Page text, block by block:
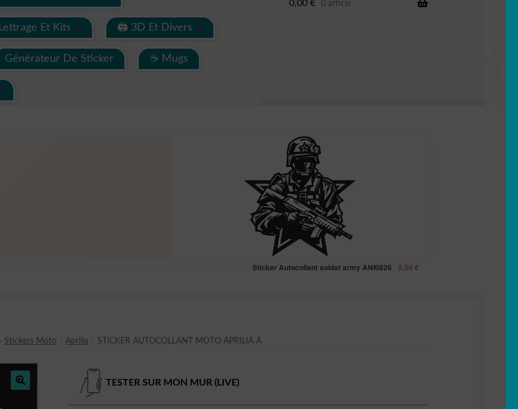
Lettrage Et Kits 🖨 3D Et Divers
Générateur De Sticker ☕ Mugs
0,00 € 0 article
Sticker Autocollant soldat army ANI0826 5,50 €
Stickers Moto Aprilia STICKER AUTOCOLLANT MOTO APRILIA A
TESTER SUR MON MUR (LIVE)